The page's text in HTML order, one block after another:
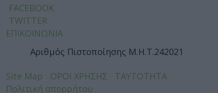
FACEBOOK
TWITTER
ΕΠΙΚΟΙΝΩΝΙΑ
Αριθμός Πιστοποίησης Μ.Η.Τ.242021
Site Map ΟΡΟΙ ΧΡΗΣΗΣ
ΤΑΥΤΟΤΗΤΑ
Πολιτική απορρήτου